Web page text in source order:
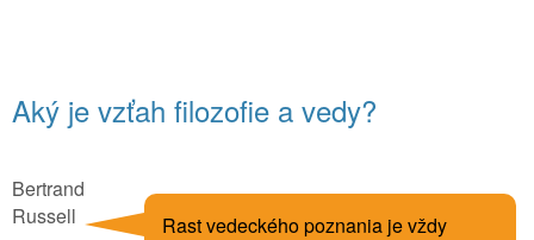
Aký je vzťah filozofie a vedy?
Bertrand
Russell
Rast vedeckého poznania je vždy